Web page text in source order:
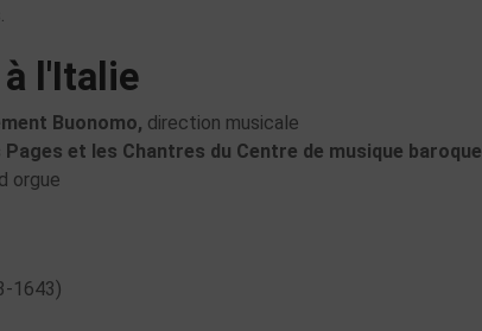
l'Italie
Buonomo, direction musicale
et les Chantres du Centre de musique
orgue
1643)